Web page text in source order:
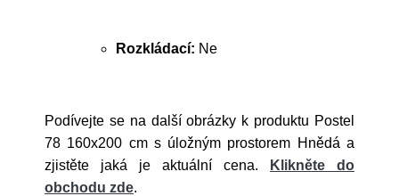
Rozkládací: Ne
Podívejte se na další obrázky k produktu Postel
78 160x200 cm s úložným prostorem Hnědá a
zjistěte jaká je aktuální cena.
Klikněte do
obchodu zde.